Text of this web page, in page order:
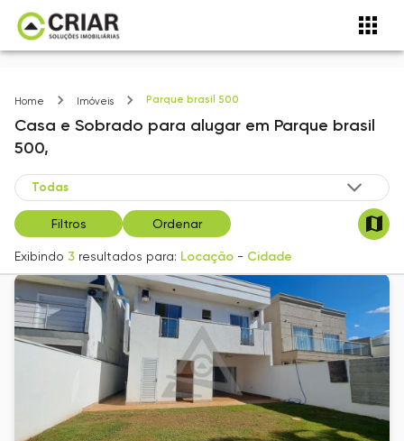
Home Imóveis Parque brasil 500
Casa e Sobrado para alugar em Parque brasil
500,
Filtros Ordenar
Exibindo 3 resultados para: Locação - Cidade